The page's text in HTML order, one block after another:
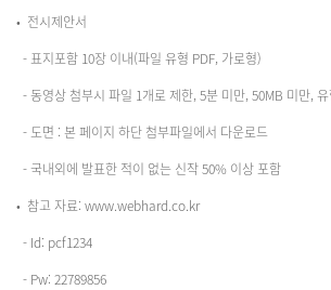
• 전시제안서
- 표지포함 10장 이내(파일 유형 PDF, 가로형)
- 동영상 첨부시 파일 1개로 제한, 5분 미만, 50MB 미만,
- 도면 : 본 페이지 하단 첨부파일에서 다운로드
- 국내외에 발표한 적이 없는 신작 50% 이상 포함
• 참고 자료: www.webhard.co.kr
- Id: pcf1234
- Pw: 22789856